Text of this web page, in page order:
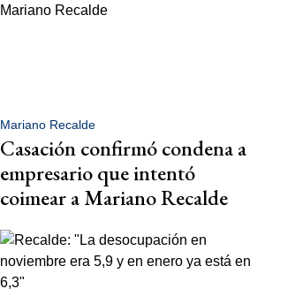
Mariano Recalde
Casación confirmó condena a
empresario que intentó
coimear a Mariano Recalde